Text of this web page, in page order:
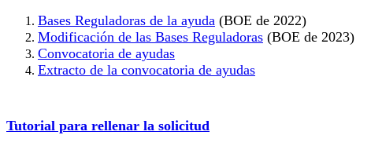
Bases Reguladoras de la ayuda (BOE de 2022)
Modificación de las Bases Reguladoras (BOE de 2023)
Convocatoria de ayudas
Extracto de la convocatoria de ayudas
Tutorial para rellenar la solicitud